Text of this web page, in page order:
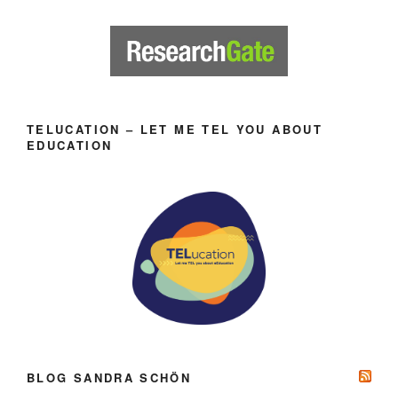
TELUCATION – LET ME TEL YOU ABOUT
EDUCATION
BLOG SANDRA SCHÖN